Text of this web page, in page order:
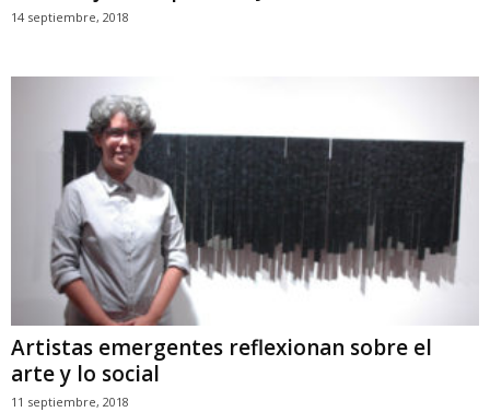
14 septiembre, 2018
Artistas emergentes reflexionan sobre el
arte y lo social
11 septiembre, 2018